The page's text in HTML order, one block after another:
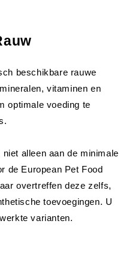
beschikbare rauwe
vitaminen en
optimale voeding te
alleen aan de minimale
de European Pet Food
overtreffen deze zelfs,
toevoegingen. U
varianten.